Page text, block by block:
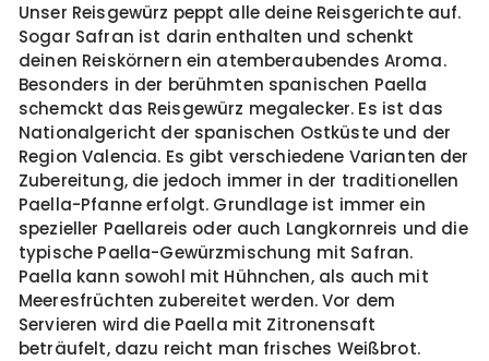
Unser Reisgewürz peppt alle deine Reisgerichte auf.
Sogar Safran ist darin enthalten und schenkt
deinen Reiskörnern ein atemberaubendes Aroma.
Besonders in der berühmten spanischen Paella
schemckt das Reisgewürz megalecker. Es ist das
Nationalgericht der spanischen Ostküste und der
Region Valencia. Es gibt verschiedene Varianten der
Zubereitung, die jedoch immer in der traditionellen
Paella-Pfanne erfolgt. Grundlage ist immer ein
spezieller Paellareis oder auch Langkornreis und die
typische Paella-Gewürzmischung mit Safran.
Paella kann sowohl mit Hühnchen, als auch mit
Meeresfrüchten zubereitet werden. Vor dem
Servieren wird die Paella mit Zitronensaft
beträufelt, dazu reicht man frisches Weißbrot.